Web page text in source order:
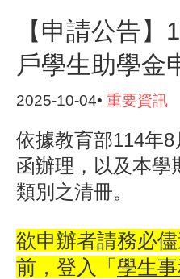
【申請公告
戶學生助學金
2025-10-04• 重要資訊
依據教育部114年
函辦理，以及本學
類別之清冊。
欲申辦者請務必
前，登入「 學生